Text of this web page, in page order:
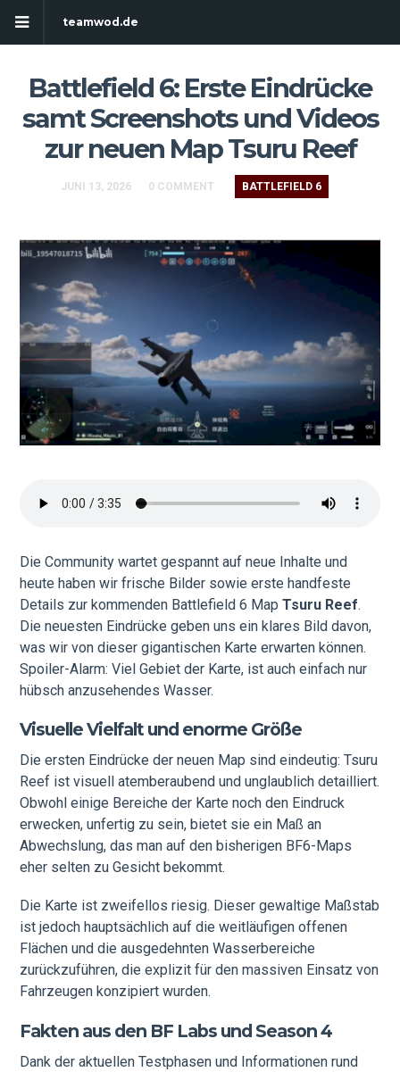
teamwod.de
Battlefield 6: Erste Eindrücke
samt Screenshots und Videos
zur neuen Map Tsuru Reef
JUNI 13, 2026 0 COMMENT BATTLEFIELD 6
Die Community wartet gespannt auf neue Inhalte und
heute haben wir frische Bilder sowie erste handfeste
Details zur kommenden Battlefield 6 MapTsuru Reef.
Die neuesten Eindrücke geben uns ein klares Bild davon,
was wir von dieser gigantischen Karte erwarten können.
Spoiler-Alarm: Viel Gebiet der Karte, ist auch einfach nur
hübsch anzusehendes Wasser.
Visuelle Vielfalt und enorme Größe
Die ersten Eindrücke der neuen Map sind eindeutig: Tsuru
Reef ist visuell atemberaubend und unglaublich detailliert.
Obwohl einige Bereiche der Karte noch den Eindruck
erwecken, unfertig zu sein, bietet sie ein Maß an
Abwechslung, das man auf den bisherigen BF6-Maps
eher selten zu Gesicht bekommt.
Die Karte ist zweifellos riesig. Dieser gewaltige Maßstab
ist jedoch hauptsächlich auf die weitläufigen offenen
Flächen und die ausgedehnten Wasserbereiche
zurückzuführen, die explizit für den massiven Einsatz von
Fahrzeugen konzipiert wurden.
Fakten aus den BF Labs und Season 4
Dank der aktuellen Testphasen und Informationen rund